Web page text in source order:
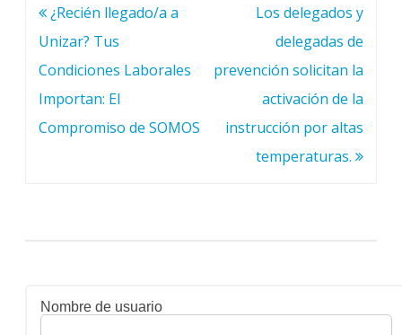
Navegación
de
entradas
¿Recién llegado/a a
Unizar? Tus
Condiciones Laborales
Importan: El
Compromiso de SOMOS
Los delegados y
delegadas de
prevención solicitan la
activación de la
instrucción por altas
temperaturas.
Nombre de usuario